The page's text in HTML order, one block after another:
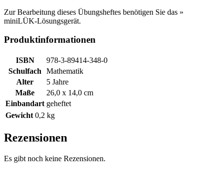
Zur Bearbeitung dieses Übungsheftes benötigen Sie das »
miniLÜK-Lösungsgerät.
Produktinformationen
ISBN
978-3-89414-348-0
Schulfach
Mathematik
Alter
5 Jahre
Maße
26,0 x 14,0 cm
Einbandart geheftet
Gewicht 0,2 kg
Rezensionen
Es gibt noch keine Rezensionen.